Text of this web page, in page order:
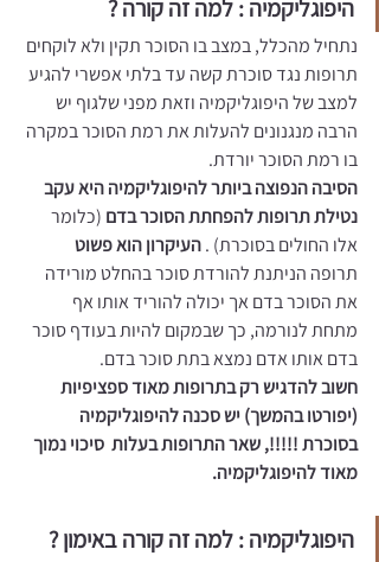
היפוגליקמיה : למה זה קורה ?
נתחיל מהכלל, במצב בו הסוכר תקין ולא לוקחים
תרופות נגד סוכרת קשה עד בלתי אפשרי להגיע
למצב של היפוגליקמיה וזאת מפני שלגוף יש
הרבה מנגנונים להעלות את רמת הסוכר במקרה
בו רמת הסוכר יורדת.
הסיבה הנפוצה ביותר להיפוגליקמיה היא עקב
נטילת תרופות להפחתת הסוכר בדם (כלומר
אלו החולים בסוכרת) . העיקרון הוא פשוט
תרופה הניתנת להורדת סוכר בהחלט מורידה
את הסוכר בדם אך יכולה להוריד אותו אף
מתחת לנורמה, כך שבמקום להיות בעודף סוכר
בדם אותו אדם נמצא בתת סוכר בדם.
חשוב להדגיש רק בתרופות מאוד ספציפיות
(יפורטו בהמשך) יש סכנה להיפוגליקמיה
בסוכרת !!!!!, שאר התרופות בעלות  סיכוי נמוך
מאוד להיפוגליקמיה.
היפוגליקמיה : למה זה קורה באימון ?